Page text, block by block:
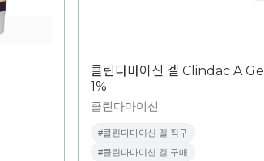
클린다마이신 겔 Clindac A Gel
1%
클린다마이신
#클린다마이신 겔 직구
#클린다마이신 겔 구매